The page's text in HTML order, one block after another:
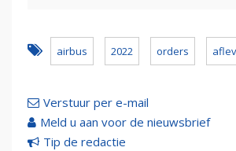
airbus 2022 orders
Verstuur per e-mail
Meld u aan voor de nieuwsbrief
Tip de redactie